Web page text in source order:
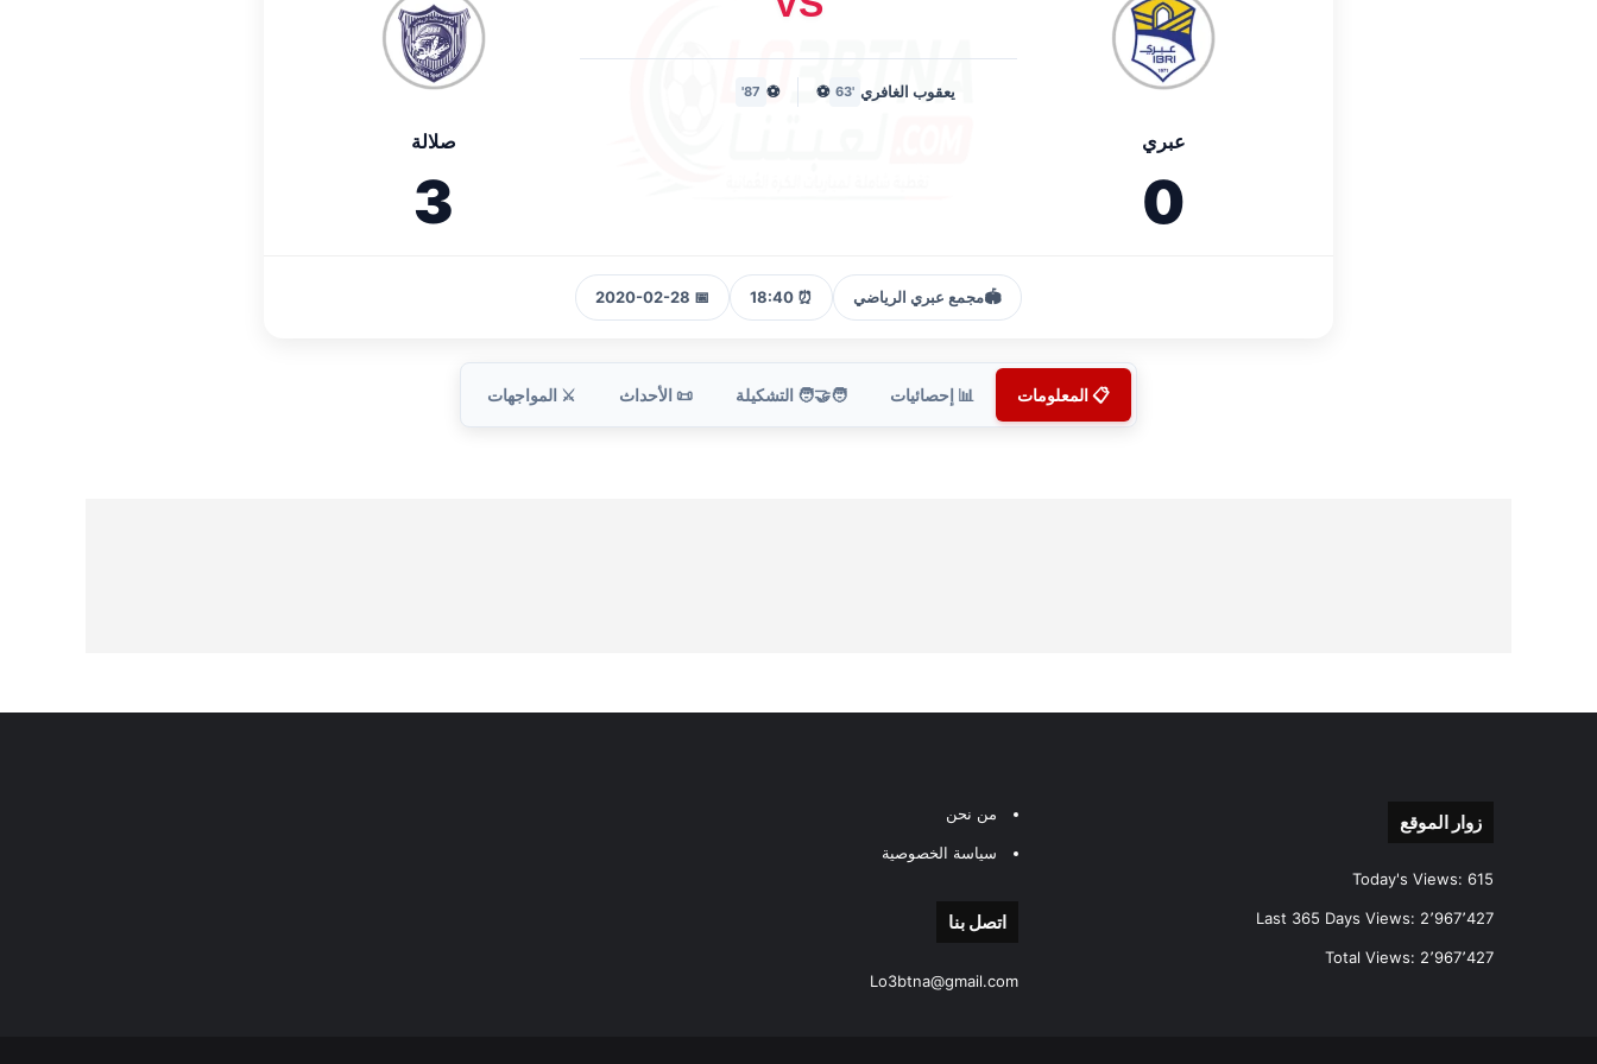
عبري
0
يعقوب الغافري '63
⚽
⚽
87'
صلالة
3
🏟️مجمع عبري الرياضي ⏰ 18:40
📅 2020-02-28
📋 المعلومات 📊 إحصائيات 🧑‍🤝‍🧑 التشكيلة 📜 الأحداث ⚔️ المواجهات
زوار الموقع
Today's Views: 615
Last 365 Days Views: 2٬967٬427
Total Views: 2٬967٬427
من نحن
سياسة الخصوصية
اتصل بنا
Lo3btna@gmail.com